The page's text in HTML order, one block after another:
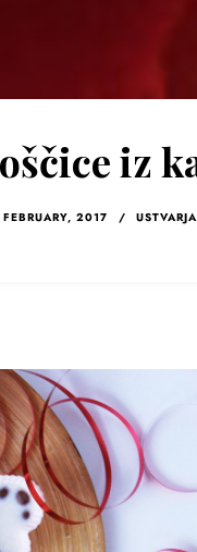
iz
2017 /